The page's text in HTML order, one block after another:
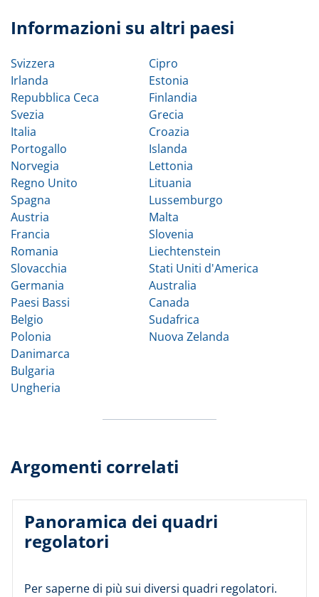
Informazioni su altri paesi
Svizzera
Irlanda
Repubblica Ceca
Svezia
Italia
Portogallo
Norvegia
Regno Unito
Spagna
Austria
Francia
Romania
Slovacchia
Germania
Paesi Bassi
Belgio
Polonia
Danimarca
Bulgaria
Ungheria
Cipro
Estonia
Finlandia
Grecia
Croazia
Islanda
Lettonia
Lituania
Lussemburgo
Malta
Slovenia
Liechtenstein
Stati Uniti d'America
Australia
Canada
Sudafrica
Nuova Zelanda
Argomenti correlati
Panoramica dei quadri
regolatori
Per saperne di più sui diversi quadri regolatori.